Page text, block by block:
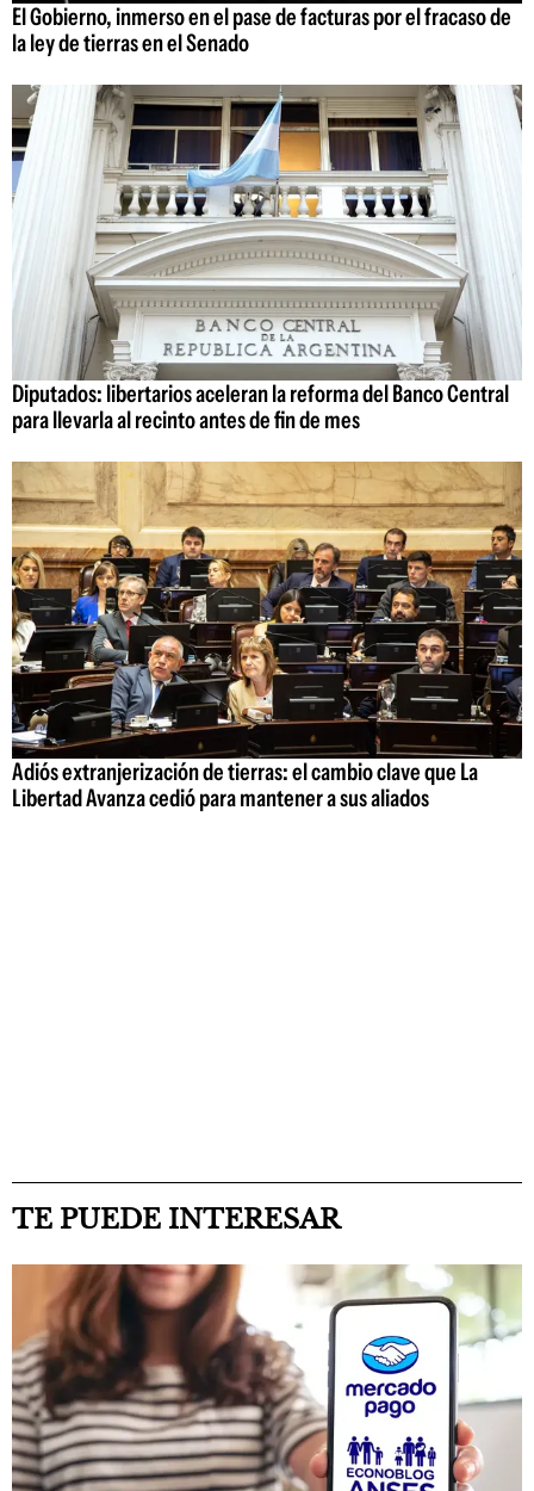
El Gobierno, inmerso en el pase de facturas por el fracaso de
la ley de tierras en el Senado
Diputados: libertarios aceleran la reforma del Banco Central
para llevarla al recinto antes de fin de mes
Adiós extranjerización de tierras: el cambio clave que La
Libertad Avanza cedió para mantener a sus aliados
TE PUEDE INTERESAR